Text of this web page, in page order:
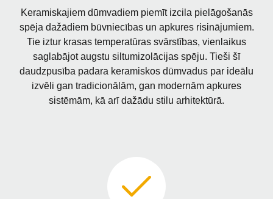
Keramiskajiem dūmvadiem piemīt izcila pielāgošanās
spēja dažādiem būvniecības un apkures risinājumiem.
Tie iztur krasas temperatūras svārstības, vienlaikus
saglabājot augstu siltumizolācijas spēju. Tieši šī
daudzpusība padara keramiskos dūmvadus par ideālu
izvēli gan tradicionālām, gan modernām apkures
sistēmām, kā arī dažādu stilu arhitektūrā.